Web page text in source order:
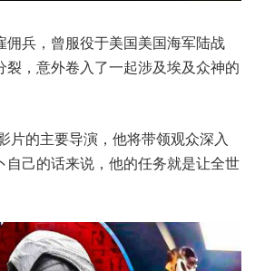
佣兵，曾服役于美国美国海军陆战
裂，意外卷入了一起涉及埃及众神的
片的主要导演，他将带领观众深入
自己的话来说，他的任务就是让全世